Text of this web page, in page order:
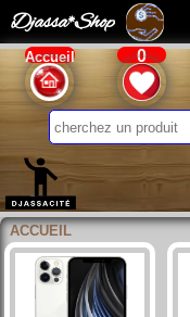
Djassa*Shop
Accueil 0
ACCUEIL